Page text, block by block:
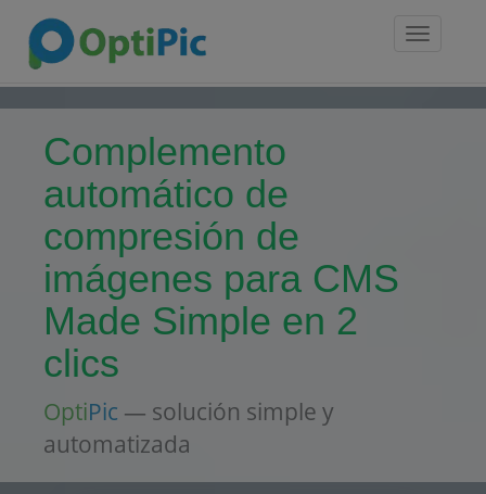
Toggle
Complemento
automático de
compresión de
imágenes para CMS
Made Simple en 2
clics
OptiPic — solución simple y
automatizada